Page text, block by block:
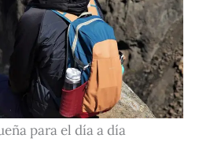
para el día a día